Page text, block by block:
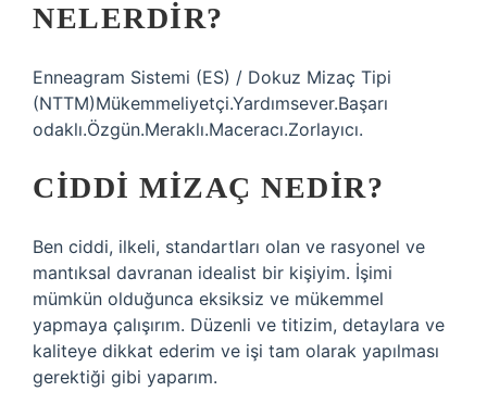
NELERDIR?
Enneagram Sistemi (ES) / Dokuz Mizaç Tipi
(NTTM)Mükemmeliyetçi.Yardımsever.Başarı
odaklı.Özgün.Meraklı.Maceracı.Zorlayıcı.
CIDDI MIZAÇ NEDIR?
Ben ciddi, ilkeli, standartları olan ve rasyonel ve
mantıksal davranan idealist bir kişiyim. İşimi
mümkün olduğunca eksiksiz ve mükemmel
yapmaya çalışırım. Düzenli ve titizim, detaylara ve
kaliteye dikkat ederim ve işi tam olarak yapılması
gerektiği gibi yaparım.